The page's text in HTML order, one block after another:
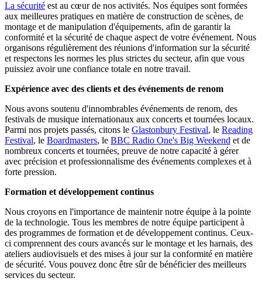
La sécurité est au cœur de nos activités. Nos équipes sont formées
aux meilleures pratiques en matière de construction de scènes, de
montage et de manipulation d'équipements, afin de garantir la
conformité et la sécurité de chaque aspect de votre événement. Nous
organisons régulièrement des réunions d'information sur la sécurité
et respectons les normes les plus strictes du secteur, afin que vous
puissiez avoir une confiance totale en notre travail.
Expérience avec des clients et des événements de renom
Nous avons soutenu d'innombrables événements de renom, des
festivals de musique internationaux aux concerts et tournées locaux.
Parmi nos projets passés, citons le Glastonbury Festival, le Reading
Festival, le Boardmasters, le BBC Radio One's Big Weekend et de
nombreux concerts et tournées, preuve de notre capacité à gérer
avec précision et professionnalisme des événements complexes et à
forte pression.
Formation et développement continus
Nous croyons en l'importance de maintenir notre équipe à la pointe
de la technologie. Tous les membres de notre équipe participent à
des programmes de formation et de développement continus. Ceux-
ci comprennent des cours avancés sur le montage et les harnais, des
ateliers audiovisuels et des mises à jour sur la conformité en matière
de sécurité. Vous pouvez donc être sûr de bénéficier des meilleurs
services du secteur.